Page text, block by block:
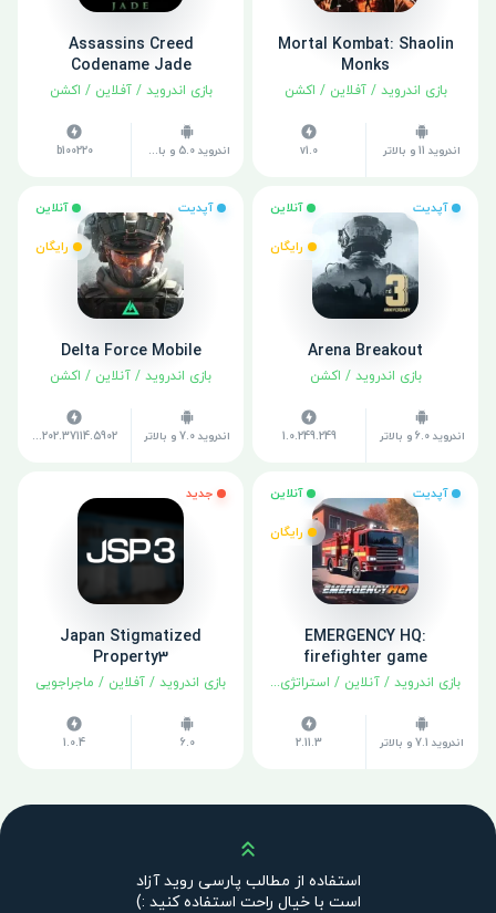
Mortal Kombat: Shaolin
Monks
بازی اندروید /آفلاین / اکشن
اندروید 11 و بالاتر v1.0
Assassins Creed
Codename Jade
بازی اندروید /آفلاین / اکشن
اندروید 5.0 و بالاتر b100220
آپدیت آنلاین
رایگان
Arena Breakout
بازی اندروید / اکشن
اندروید 6.0 و بالاتر 1.0.249.249
آپدیت آنلاین
رایگان
Delta Force Mobile
بازی اندروید / آنلاین / اکشن
اندروید 7.0 و بالاتر v1.202.37114.5902
آپدیت آنلاین
رایگان
EMERGENCY HQ:
firefighter game
بازی اندروید / آنلاین / استراتژی/ شبیه سازی
اندروید 7.1 و بالاتر 2.11.3
جدید
Japan Stigmatized
Property3
بازی اندروید / آفلاین / ماجراجویی
6.0
1.0.4
بالا
استفاده از مطالب پارسی روید آزاد
است با خیال راحت استفاده کنید :)